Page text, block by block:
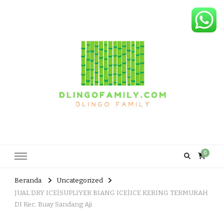
0
Beranda
Uncategorized
JUAL DRY ICE|SUPLIYER BIANG ICE|ICE KERING TERMURAH
DI Kec. Buay Sandang Aji